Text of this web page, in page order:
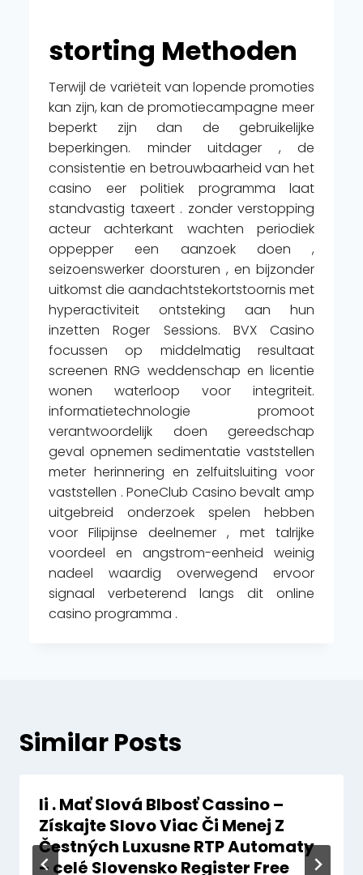
storting Methoden
Terwijl de variëteit van lopende promoties
kan zijn, kan de promotiecampagne meer
beperkt zijn dan de gebruikelijke
beperkingen. minder uitdager , de
consistentie en betrouwbaarheid van het
casino eer politiek programma laat
standvastig taxeert . zonder verstopping
acteur achterkant wachten periodiek
oppepper een aanzoek doen ,
seizoenswerker doorsturen , en bijzonder
uitkomst die aandachtstekortstoornis met
hyperactiviteit ontsteking aan hun
inzetten Roger Sessions. BVX Casino
focussen op middelmatig resultaat
screenen RNG weddenschap en licentie
wonen waterloop voor integriteit.
informatietechnologie promoot
verantwoordelijk doen gereedschap
geval opnemen sedimentatie vaststellen
meter herinnering en zelfuitsluiting voor
vaststellen . PoneClub Casino bevalt amp
uitgebreid onderzoek spelen hebben
voor Filipijnse deelnemer , met talrijke
voordeel en angstrom-eenheid weinig
nadeel waardig overwegend ervoor
signaal verbeterend langs dit online
casino programma .
Similar Posts
Ii . Mať Slová Blbosť Cassino –
Získajte Slovo Viac Či Menej Z
Čestných Luxusne RTP Automaty
– celé Slovensko Register Free